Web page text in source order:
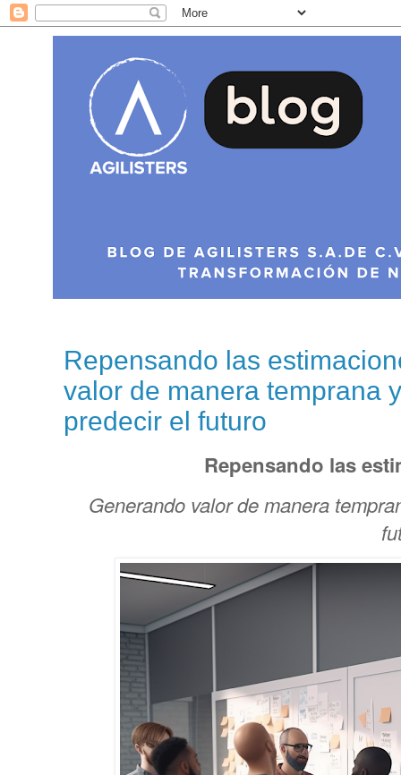
Repensando las
valor de manera temprana
predecir el futuro
Repensando las
Generando valor de manera